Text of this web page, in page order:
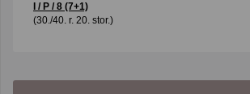
I / P / 8 (7+1)
(30./40. r. 20. stor.)